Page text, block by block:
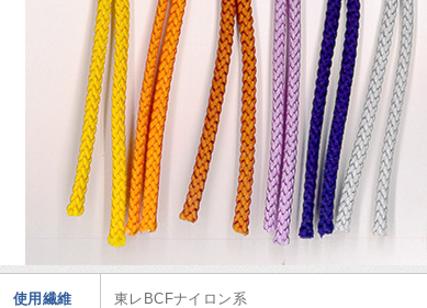
使用繊維 東レBCFナイロン系